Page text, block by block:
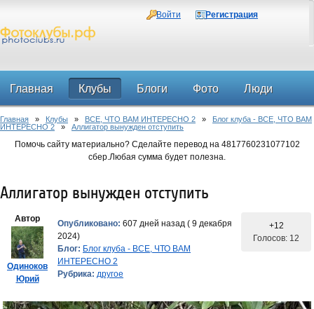
Войти Регистрация
Главная Клубы Блоги Фото Люди
Форум
Главная » Клубы » ВСЕ, ЧТО ВАМ ИНТЕРЕСНО 2 » Блог клуба - ВСЕ, ЧТО ВАМ
ИНТЕРЕСНО 2 » Аллигатор вынужден отступить
Помочь сайту материально? Сделайте перевод на 4817760231077102
сбер.Любая сумма будет полезна.
Аллигатор вынужден отступить
Автор
Одиноков
Юрий
Опубликовано: 607 дней назад ( 9 декабря
2024)
Блог: Блог клуба - ВСЕ, ЧТО ВАМ
ИНТЕРЕСНО 2
Рубрика: другое
+12
Голосов: 12